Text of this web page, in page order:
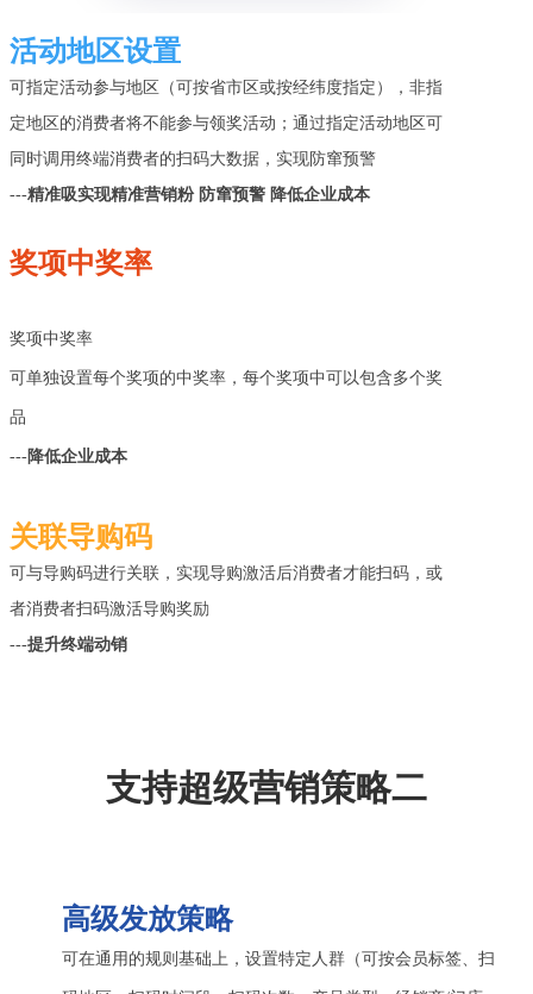
活动地区设置
可指定活动参与地区（可按省市区或按经纬度指定），非指
定地区的消费者将不能参与领奖活动；通过指定活动地区可
同时调用终端消费者的扫码大数据，实现防窜预警
---精准吸实现精准营销粉 防窜预警 降低企业成本
奖项中奖率
奖项中奖率
可单独设置每个奖项的中奖率，每个奖项中可以包含多个奖
品
---降低企业成本
关联导购码
可与导购码进行关联，实现导购激活后消费者才能扫码，或
者消费者扫码激活导购奖励
---提升终端动销
支持超级营销策略二
高级发放策略
可在通用的规则基础上，设置特定人群（可按会员标签、扫